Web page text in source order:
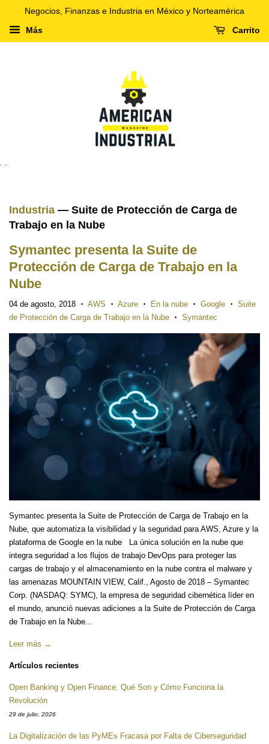
Negocios, Finanzas e Industria en México y Norteamérica
Más Carrito
. .
Industria — Suite de Protección de Carga de
Trabajo en la Nube
Symantec presenta la Suite de
Protección de Carga de Trabajo en la
Nube
04 de agosto, 2018 • AWS • Azure • En la nube • Google •
Suite
de Protección de Carga de Trabajo en la Nube
• Symantec
Symantec presenta la Suite de Protección de Carga de Trabajo en la
Nube, que automatiza la visibilidad y la seguridad para AWS, Azure y la
plataforma de Google en la nube La única solución en la nube que
integra seguridad a los flujos de trabajo DevOps para proteger las
cargas de trabajo y el almacenamiento en la nube contra el malware y
las amenazas MOUNTAIN VIEW, Calif., Agosto de 2018 – Symantec
Corp. (NASDAQ: SYMC), la empresa de seguridad cibernética líder en
el mundo, anunció nuevas adiciones a la Suite de Protección de Carga
de Trabajo en la Nube...
Leer más →
Artículos recientes
Open Banking y Open Finance: Qué Son y Cómo Funciona la
Revolución
29 de julio, 2026
La Digitalización de las PyMEs Fracasa por Falta de Ciberseguridad